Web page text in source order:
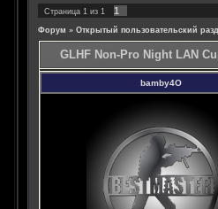
Страница 1 из 1 1
Форум » Открытый пользовательский
GLHF Non-Pro Night LAN
bamby4O